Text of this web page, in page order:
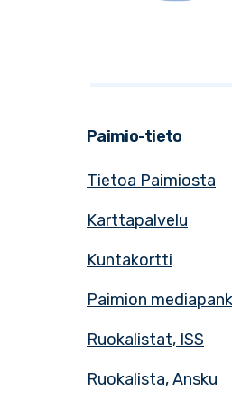
Paimio-tieto
Tietoa Paimiosta
Karttapalvelu
Kuntakortti
Paimion
Ruokalistat, ISS
Ruokalista, Ansku